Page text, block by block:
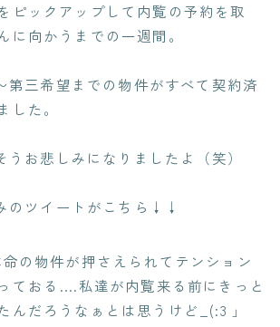
ピックアップして内覧の予約を取
に向かうまでの一週間。
第三希望までの物件がすべて契約済
した。
うお悲しみになりましたよ（笑）
のツイートがこちら↓↓
の物件が押さえられてテンション
ておる….私達が内覧来る前にきっと
んだろうなぁとは思うけど_(:3 」